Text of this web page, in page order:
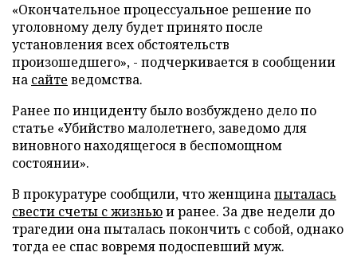
«Окончательное процессуальное решение по
уголовному делу будет принято после
установления всех обстоятельств
произошедшего», - подчеркивается в сообщении
на сайте ведомства.
Ранее по инциденту было возбуждено дело по
статье «Убийство малолетнего, заведомо для
виновного находящегося в беспомощном
состоянии».
В прокуратуре сообщили, что женщинапыталась
свести счеты с жизньюи ранее. За две недели до
трагедии она пыталась покончить с собой, однако
тогда ее спас вовремя подоспевший муж.